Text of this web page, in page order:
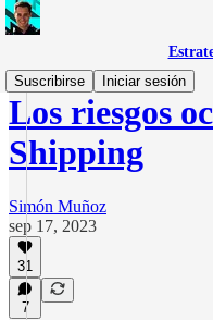
Suscribirse
Iniciar sesión
Los riesgos
Shipping
Simón Muñoz
sep 17, 2023
31
7